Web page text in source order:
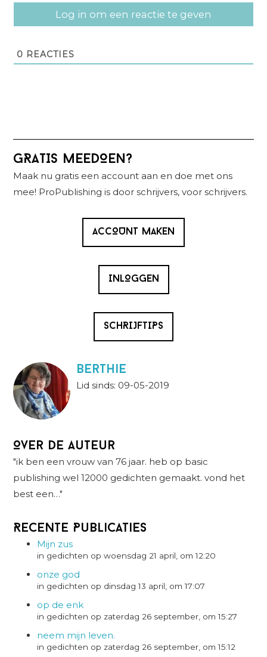
Log in om een reactie te geven
0 REACTIES
Primaire
Sidebar
GRATIS MEEDOEN?
Maak nu gratis een account aan en doe met ons
mee! ProPublishing is door schrijvers, voor schrijvers.
ACCOUNT MAKEN
INLOGGEN
SCHRIJFTIPS
berthie
Lid sinds: 09-05-2019
Over de auteur
"ik ben een vrouw van 76 jaar. heb op basic
publishing wel 12000 gedichten gemaakt. vond het
best een…"
Recente Publicaties
Mijn zus
in gedichten op woensdag 21 april, om 12:20
onze god
in gedichten op dinsdag 13 april, om 17:07
op de enk
in gedichten op zaterdag 26 september, om 15:27
neem mijn leven.
in gedichten op zaterdag 26 september, om 15:12